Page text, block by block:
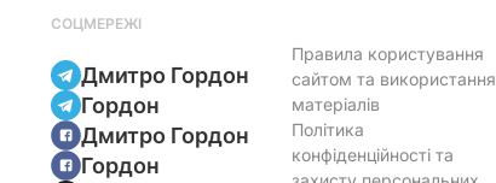
СОЦМЕРЕЖІ
Дмитро Гордон
Гордон
Дмитро Гордон
Гордон
Правила користування
сайтом та використання
матеріалів
Політика
конфіденційності та